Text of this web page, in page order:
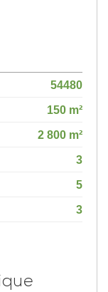
54480
150 m²
2 800 m²
3
5
3